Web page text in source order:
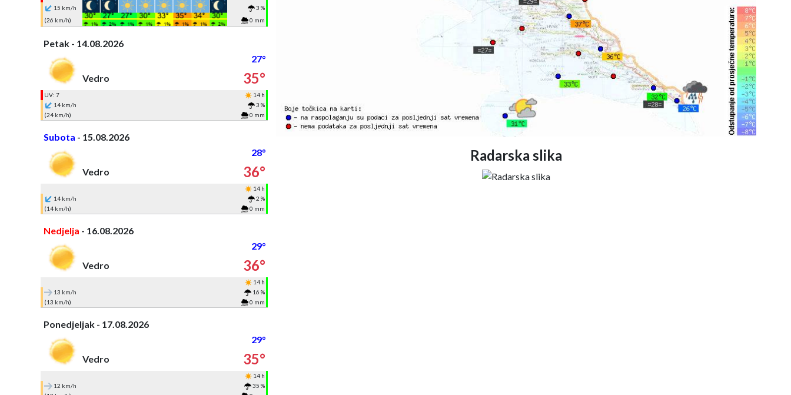
15 km/h
3 %
(26 km/h)
0 mm
Petak - 14.08.2026
27°
Vedro
35°
UV: 7
14 h
14 km/h
3 %
(24 km/h)
0 mm
Subota - 15.08.2026
28°
Vedro
36°
14 h
14 km/h
2 %
(14 km/h)
0 mm
Nedjelja - 16.08.2026
29°
Vedro
36°
14 h
13 km/h
16 %
(13 km/h)
0 mm
Ponedjeljak - 17.08.2026
29°
Vedro
35°
14 h
12 km/h
35 %
Radarska slika